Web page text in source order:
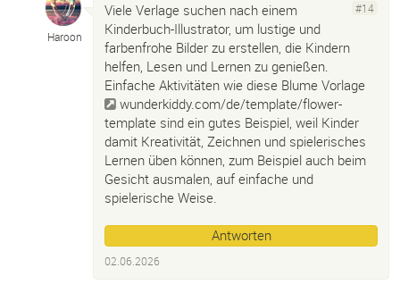
Haroon
#14
Viele Verlage suchen nach einem
Kinderbuch-Illustrator, um lustige und
farbenfrohe Bilder zu erstellen, die Kindern
helfen, Lesen und Lernen zu genießen.
Einfache Aktivitäten wie diese Blume Vorlage
wunderkiddy.com/de/template/flower-
template sind ein gutes Beispiel, weil Kinder
damit Kreativität, Zeichnen und spielerisches
Lernen üben können, zum Beispiel auch beim
Gesicht ausmalen, auf einfache und
spielerische Weise.
Antworten
02.06.2026